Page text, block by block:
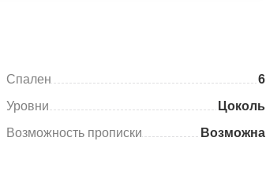
Спален
6
Уровни
Цоколь
Возможность прописки
Возможна